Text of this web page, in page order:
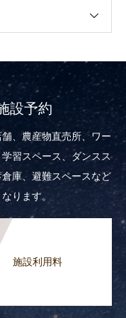
設予約
、農産物直売所、ワー
習スペース、ダンスス
庫、避難スペースなど
ります。
施設利用料